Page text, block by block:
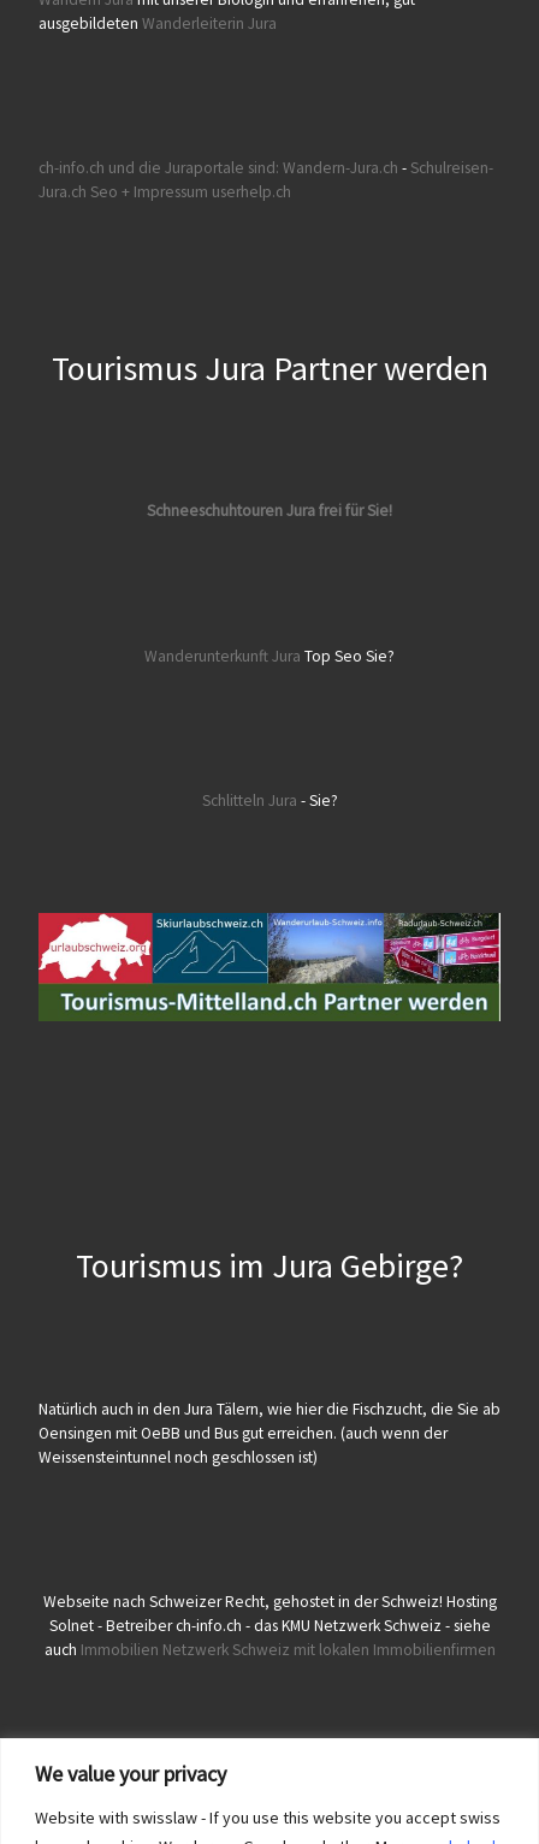
We value your privacy
Website with swisslaw - If you use this website you accept swiss
ausgebildeten Wanderleiterin Jura
ch-info.ch und die Juraportale sind: Wandern-Jura.ch - Schulreisen-
Jura.ch Seo + Impressum userhelp.ch
Tourismus Jura Partner werden
Schneeschuhtouren Jura frei für Sie!
Wanderunterkunft Jura Top Seo Sie?
Schlitteln Jura - Sie?
Tourismus im Jura Gebirge?
Natürlich auch in den Jura Tälern, wie hier die Fischzucht, die Sie ab
Oensingen mit OeBB und Bus gut erreichen. (auch wenn der
Weissensteintunnel noch geschlossen ist)
Webseite nach Schweizer Recht, gehostet in der Schweiz! Hosting
Solnet - Betreiber ch-info.ch - das KMU Netzwerk Schweiz - siehe
auch Immobilien Netzwerk Schweiz mit lokalen Immobilienfirmen